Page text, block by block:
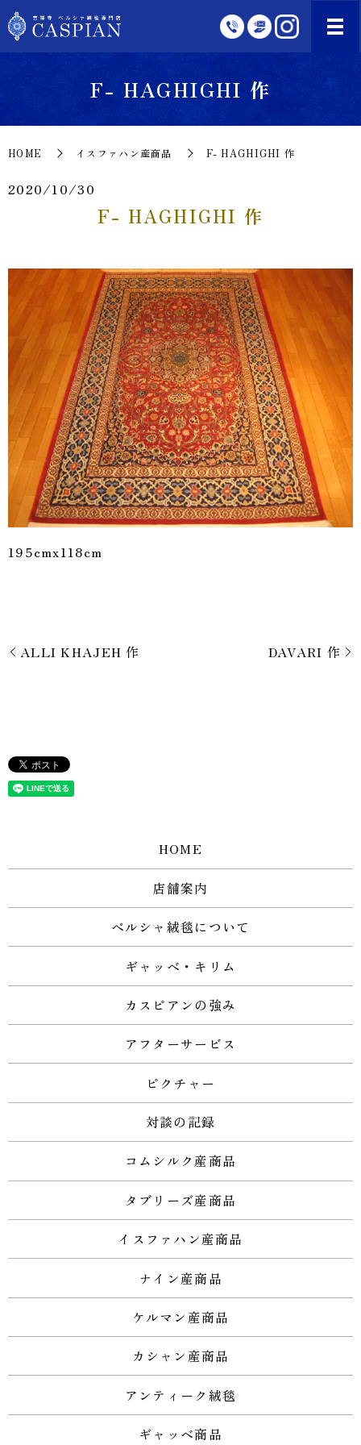
F- HAGHIGHI 作
HOME イスファハン産商品 F- HAGHIGHI 作
2020/10/30
F- HAGHIGHI 作
195cmx118cm
ALLI KHAJEH 作 DAVARI 作
HOME
店舗案内
ペルシャ絨毯について
ギャッベ・キリム
カスピアンの強み
アフターサービス
ピクチャー
対談の記録
コムシルク産商品
タブリーズ産商品
イスファハン産商品
ナイン産商品
ケルマン産商品
カシャン産商品
アンティーク絨毯
ギャッベ商品